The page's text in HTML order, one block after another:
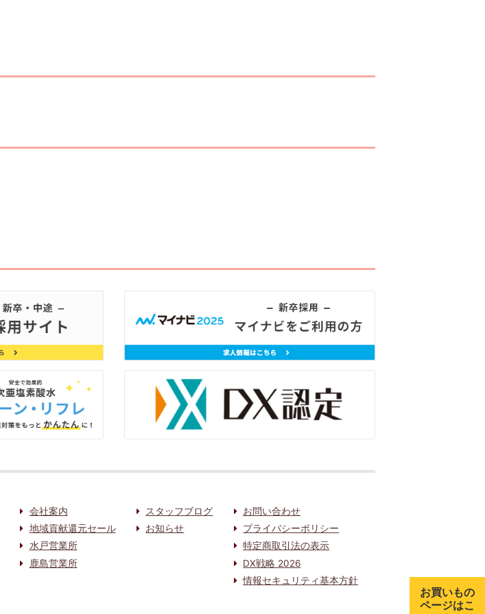
会社案内
地域貢献還元セール
水戸営業所
鹿島営業所
スタッフブログ
お知らせ
お問い合わせ
プライバシーポリシー
特定商取引法の表示
DX戦略 2026
情報セキュリティ基本方針
お買いもの
ページはこ